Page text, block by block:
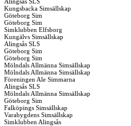
Kungsbacka Simsällskap
Göteborg Sim
Göteborg Sim
Simklubben Elfsborg
Kungälvs Simsällskap
Alingsås SLS
Göteborg Sim
Göteborg Sim
Mölndals Allmänna Simsällskap
Mölndals Allmänna Simsällskap
Föreningen Ale Simmarna
Alingsås SLS
Mölndals Allmänna Simsällskap
Göteborg Sim
Falköpings Simsällskap
Varabygdens Simsällskap
Simklubben Alingsås